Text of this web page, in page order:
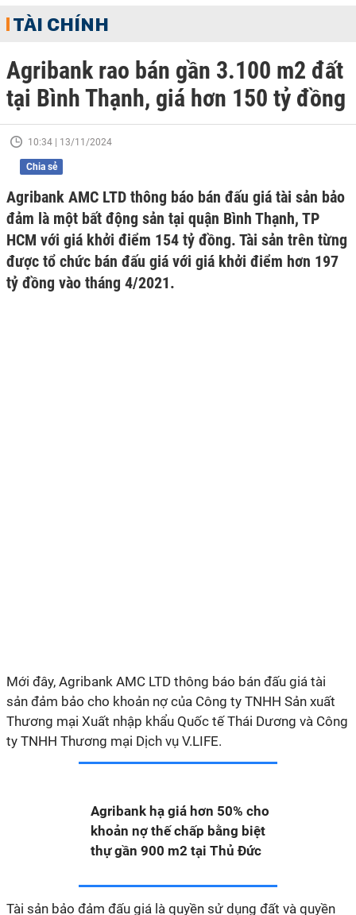
TÀI CHÍNH
Agribank rao bán gần 3.100 m2 đất
tại Bình Thạnh, giá hơn 150 tỷ đồng
10:34 | 13/11/2024
Chia sẻ
Agribank AMC LTD thông báo bán đấu giá tài sản bảo
đảm là một bất động sản tại quận Bình Thạnh, TP
HCM với giá khởi điểm 154 tỷ đồng. Tài sản trên từng
được tổ chức bán đấu giá với giá khởi điểm hơn 197
tỷ đồng vào tháng 4/2021.
Mới đây, Agribank AMC LTD thông báo bán đấu giá tài
sản đảm bảo cho khoản nợ của Công ty TNHH Sản xuất
Thương mại Xuất nhập khẩu Quốc tế Thái Dương và Công
ty TNHH Thương mại Dịch vụ V.LIFE.
Agribank hạ giá hơn 50% cho
khoản nợ thế chấp bằng biệt
thự gần 900 m2 tại Thủ Đức
Tài sản bảo đảm đấu giá là quyền sử dụng đất và quyền